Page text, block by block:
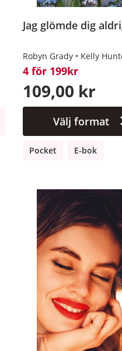
Jag glömde dig
Robyn Grady Kelly
4 för 199kr
109,00 kr
Välj format
Pocket E-bok